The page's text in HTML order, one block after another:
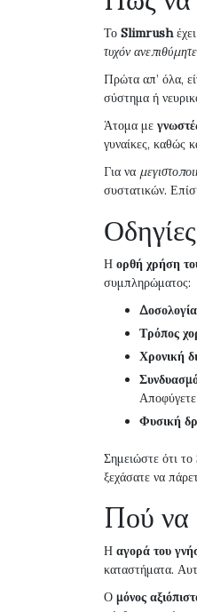
Το Slimrush
τυχόν
Πρώτα απ’ όλα,
σύστημα ή
Άτομα με
γυναίκες, καθώς
Για να
συστατικών.
Η ορθή χρήση
συμπληρώματος:
Τρόπος
Χρονική
Φυσική
Σημειώστε ότι
ξεχάσατε να
Πού να
Η αγορά του
καταστήματα.
Ο μόνος